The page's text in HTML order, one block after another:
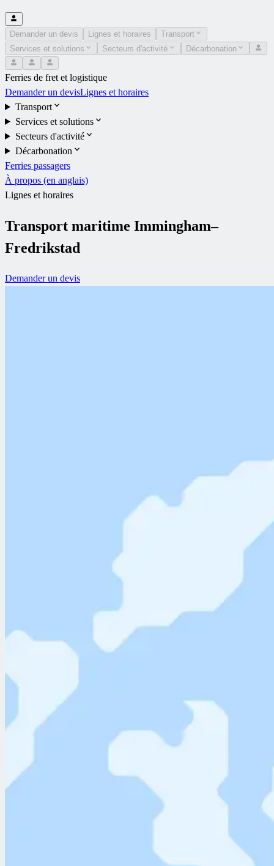
Demander un devis Lignes et horaires
Transport
Services et solutions
Secteurs d'activité Décarbonation
Ferries de fret et logistique
Demander un devisLignes et horaires
Transport
Services et solutions
Secteurs d'activité
Décarbonation
Ferries passagers
À propos (en anglais)
Lignes et horaires
Transport maritime Immingham–
Fredrikstad
Demander un devis